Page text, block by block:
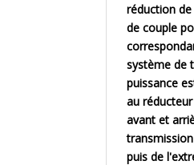
réduction
de couple
système de
puissance
au
avant et
puis de